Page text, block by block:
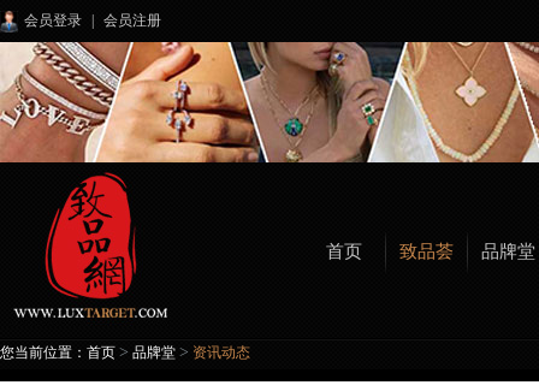
会员登录 会员注册
首页 致品荟 品牌堂
您当前位置： 首页 > 品牌堂 > 资讯动态